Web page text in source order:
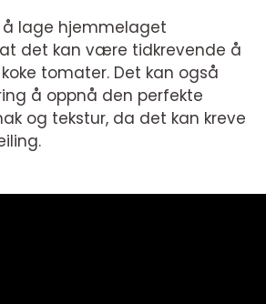
lage hjemmelaget
det kan være tidkrevende å
tomater. Det kan også
å oppnå den perfekte
og tekstur, da det kan kreve